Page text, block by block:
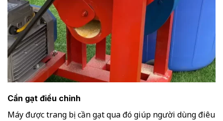
Cần gạt điều chỉnh
Máy được trang bị cần gạt qua đó giúp người dùng điêu